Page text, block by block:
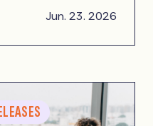
Jun. 23. 2026